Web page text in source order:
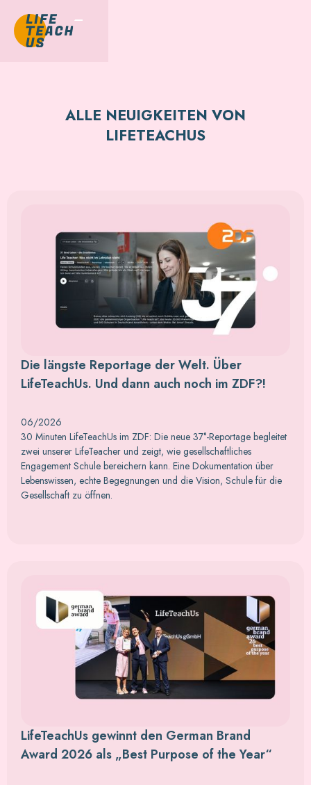
ALLE NEUIGKEITEN VON
LIFETEACHUS
Die längste Reportage der Welt. Über
LifeTeachUs. Und dann auch noch im ZDF?!
06/2026
30 Minuten LifeTeachUs im ZDF: Die neue 37°-Reportage begleitet
zwei unserer LifeTeacher und zeigt, wie gesellschaftliches
Engagement Schule bereichern kann. Eine Dokumentation über
Lebenswissen, echte Begegnungen und die Vision, Schule für die
Gesellschaft zu öffnen.
LifeTeachUs gewinnt den German Brand
Award 2026 als „Best Purpose of the Year“